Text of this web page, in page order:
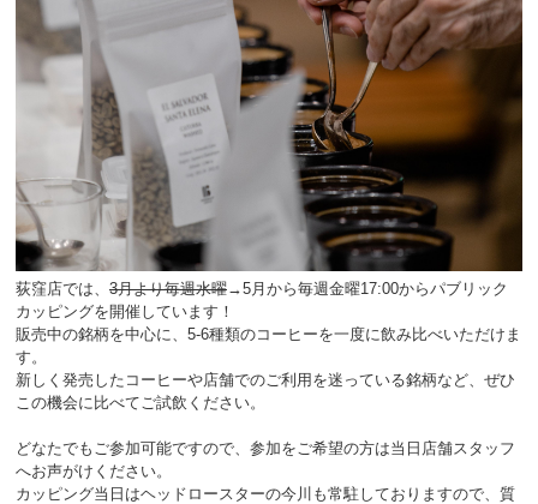
荻窪店では、 3月より毎週水曜→5月から毎週金曜17:00からパブリック
カッピングを開催しています！
販売中の銘柄を中心に、5-6種類のコーヒーを一度に飲み比べいただけま
す。
新しく発売したコーヒーや店舗でのご利用を迷っている銘柄など、ぜひ
この機会に比べてご試飲ください。
どなたでもご参加可能ですので、参加をご希望の方は当日店舗スタッフ
へお声がけください。
カッピング当日はヘッドロースターの今川も常駐しておりますので、質